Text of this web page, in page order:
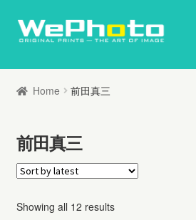
ナ
ゲ
ー
ョ
ン
ス
コ
テ
ン
へ
ス
ッ
ホーム
お知らせ
写真家列伝
Home 前田真三
前田真三
Showing all 12 results